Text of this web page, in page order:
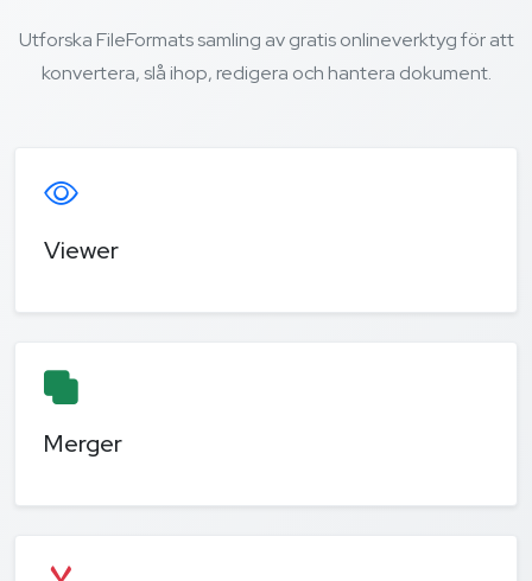
Utforska FileFormats samling av gratis onlineverktyg för att
konvertera, slå ihop, redigera och hantera dokument.
Viewer
Merger